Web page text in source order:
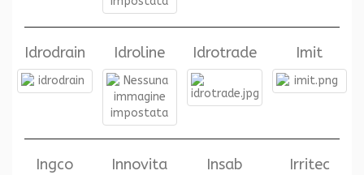
Idrodrain Idroline Idrotrade Imit
Ingco Innovita Insab Irritec